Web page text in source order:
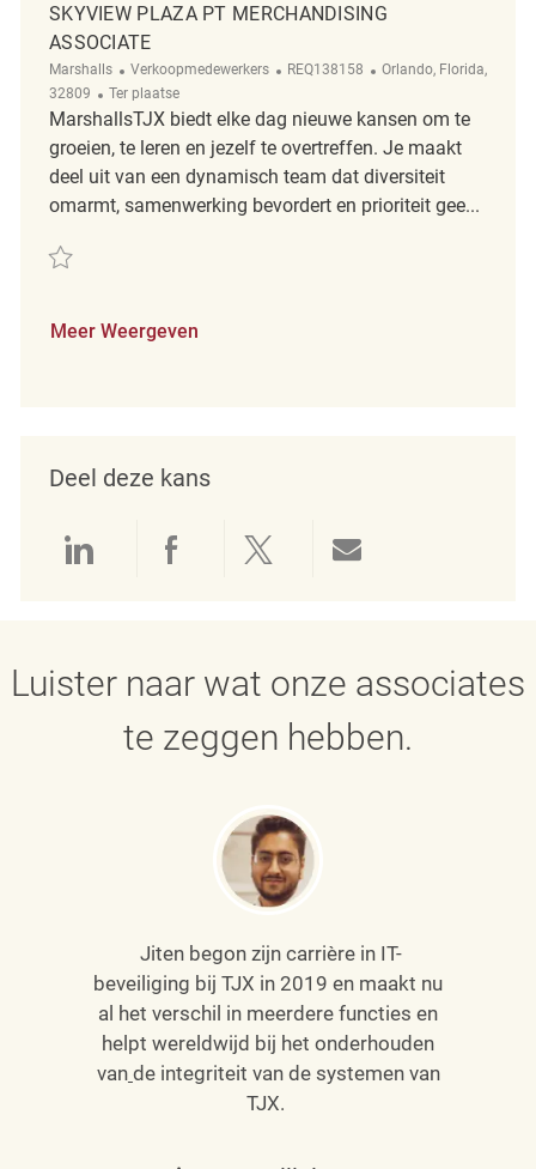
SKYVIEW PLAZA PT MERCHANDISING
ASSOCIATE
Marshalls Categorie
Verkoopmedewerkers ReqId
REQ138158 Plaats
Orlando, Florida,
32809
Afgelegen
Ter plaatse
MarshallsTJX biedt elke dag nieuwe kansen om te
groeien, te leren en jezelf te overtreffen. Je maakt
deel uit van een dynamisch team dat diversiteit
omarmt, samenwerking bevordert en prioriteit gee...
Redden Skyview Plaza PT Merchandising Associate REQ138158
Meer Weergeven
Deel deze kans
Delen via LinkedIn
Delen via Facebook
Delen via twitter
Luister naar wat onze associates
te zeggen hebben.
Jiten begon zijn carrière in IT-
beveiliging bij TJX in 2019 en maakt nu
al het verschil in meerdere functies en
helpt wereldwijd bij het onderhouden
van de integriteit van de systemen van
TJX.